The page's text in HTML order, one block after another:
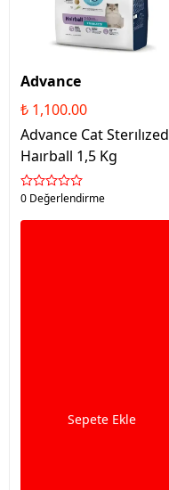
Advance
₺ 1,100.00
Advance Cat Sterılızed
Haırball 1,5 Kg
0 Değerlendirme
Sepete Ekle